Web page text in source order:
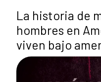
La historia de
hombres en
viven bajo